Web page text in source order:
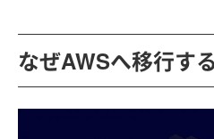
なぜAWSへ移行す